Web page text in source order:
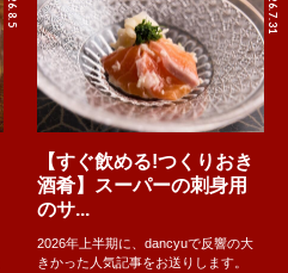
【すぐ飲める!つくりおき
酒肴】スーパーの刺身用
のサ...
2026年上半期に、dancyuで反響の大
きかった人気記事をお送りします。